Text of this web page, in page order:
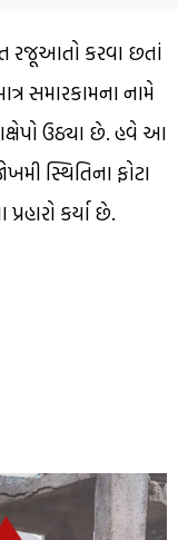
રજૂઆતો કરવા છતાં
સમારકામના નામે
આક્ષેપો ઉઠ્યા છે. હવે આ
સ્થિતિના ફોટા
કર્યા છે.